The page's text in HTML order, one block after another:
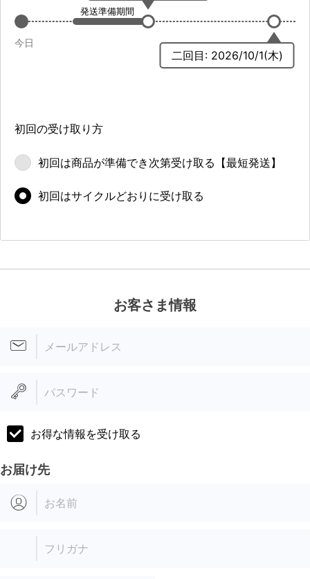
発送準備期間
二回目: 2026/10/1(木)
今日
初回の受け取り方
初回は商品が準備でき次第受け取る 【最短発送】
初回はサイクルどおりに受け取る
お客さま情報
メールアドレス
パスワード
お得な情報を受け取る
お届け先
お名前
フリガナ